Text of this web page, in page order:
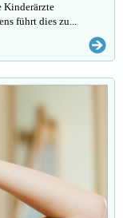
Kinderärzte
führt dies zu...